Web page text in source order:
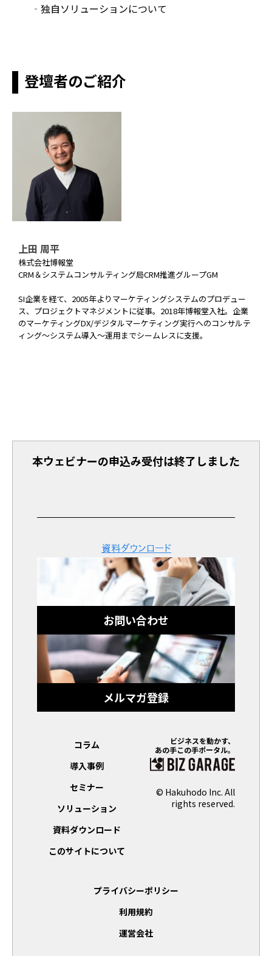
‐独自ソリューションについて
登壇者のご紹介
上田 周平
株式会社博報堂
CRM＆システムコンサルティング局CRM推進グループGM
SI企業を経て、2005年よりマーケティングシステムのプロデュー
ス、プロジェクトマネジメントに従事。2018年博報堂入社。企業
のマーケティングDX/デジタルマーケティング実行へのコンサルテ
ィング～システム導入～運用までシームレスに支援。
本ウェビナーの申込み受付は終了しました
お問い合わせ
メルマガ登録
ビジネスを動かす、
あの手この手ポータル。
© Hakuhodo Inc. All
rights reserved.
コラム
導入事例
セミナー
ソリューション
資料ダウンロード
このサイトについて
プライバシーポリシー
利用規約
運営会社